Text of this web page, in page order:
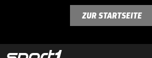
ZUR STARTSEITE